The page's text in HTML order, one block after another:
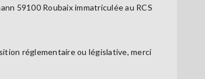
59100 Roubaix immatriculée au RCS
réglementaire ou législative, merci